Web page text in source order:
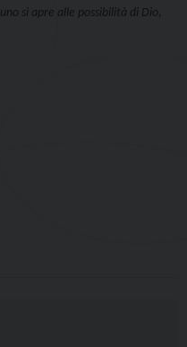
si apre alle possibilità di Dio,